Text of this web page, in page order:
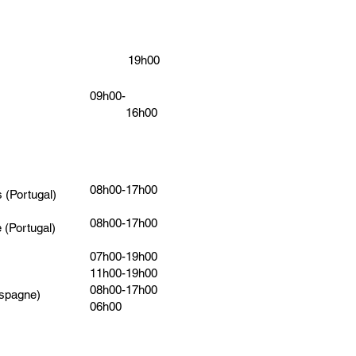
(Portugal)
(Portugal)
19h00
09h00-
16h00
08h00-17h00
08h00-17h00
07h00-19h00
11h00-19h00
08h00-17h00
06h00